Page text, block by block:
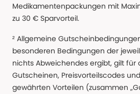
Medikamentenpackungen mit
zu 30 € Sparvorteil.
² Allgemeine
besonderen Bedingungen der
nichts Abweichendes ergibt, gilt für
Gutscheinen, Preisvorteilscodes
gewährten Vorteilen (zusammen